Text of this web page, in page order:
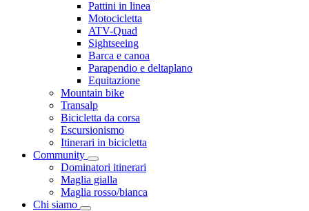
Pattini in linea
Motocicletta
ATV-Quad
Sightseeing
Barca e canoa
Parapendio e deltaplano
Equitazione
Mountain bike
Transalp
Bicicletta da corsa
Escursionismo
Itinerari in bicicletta
Community
Dominatori itinerari
Maglia gialla
Maglia rosso/bianca
Chi siamo